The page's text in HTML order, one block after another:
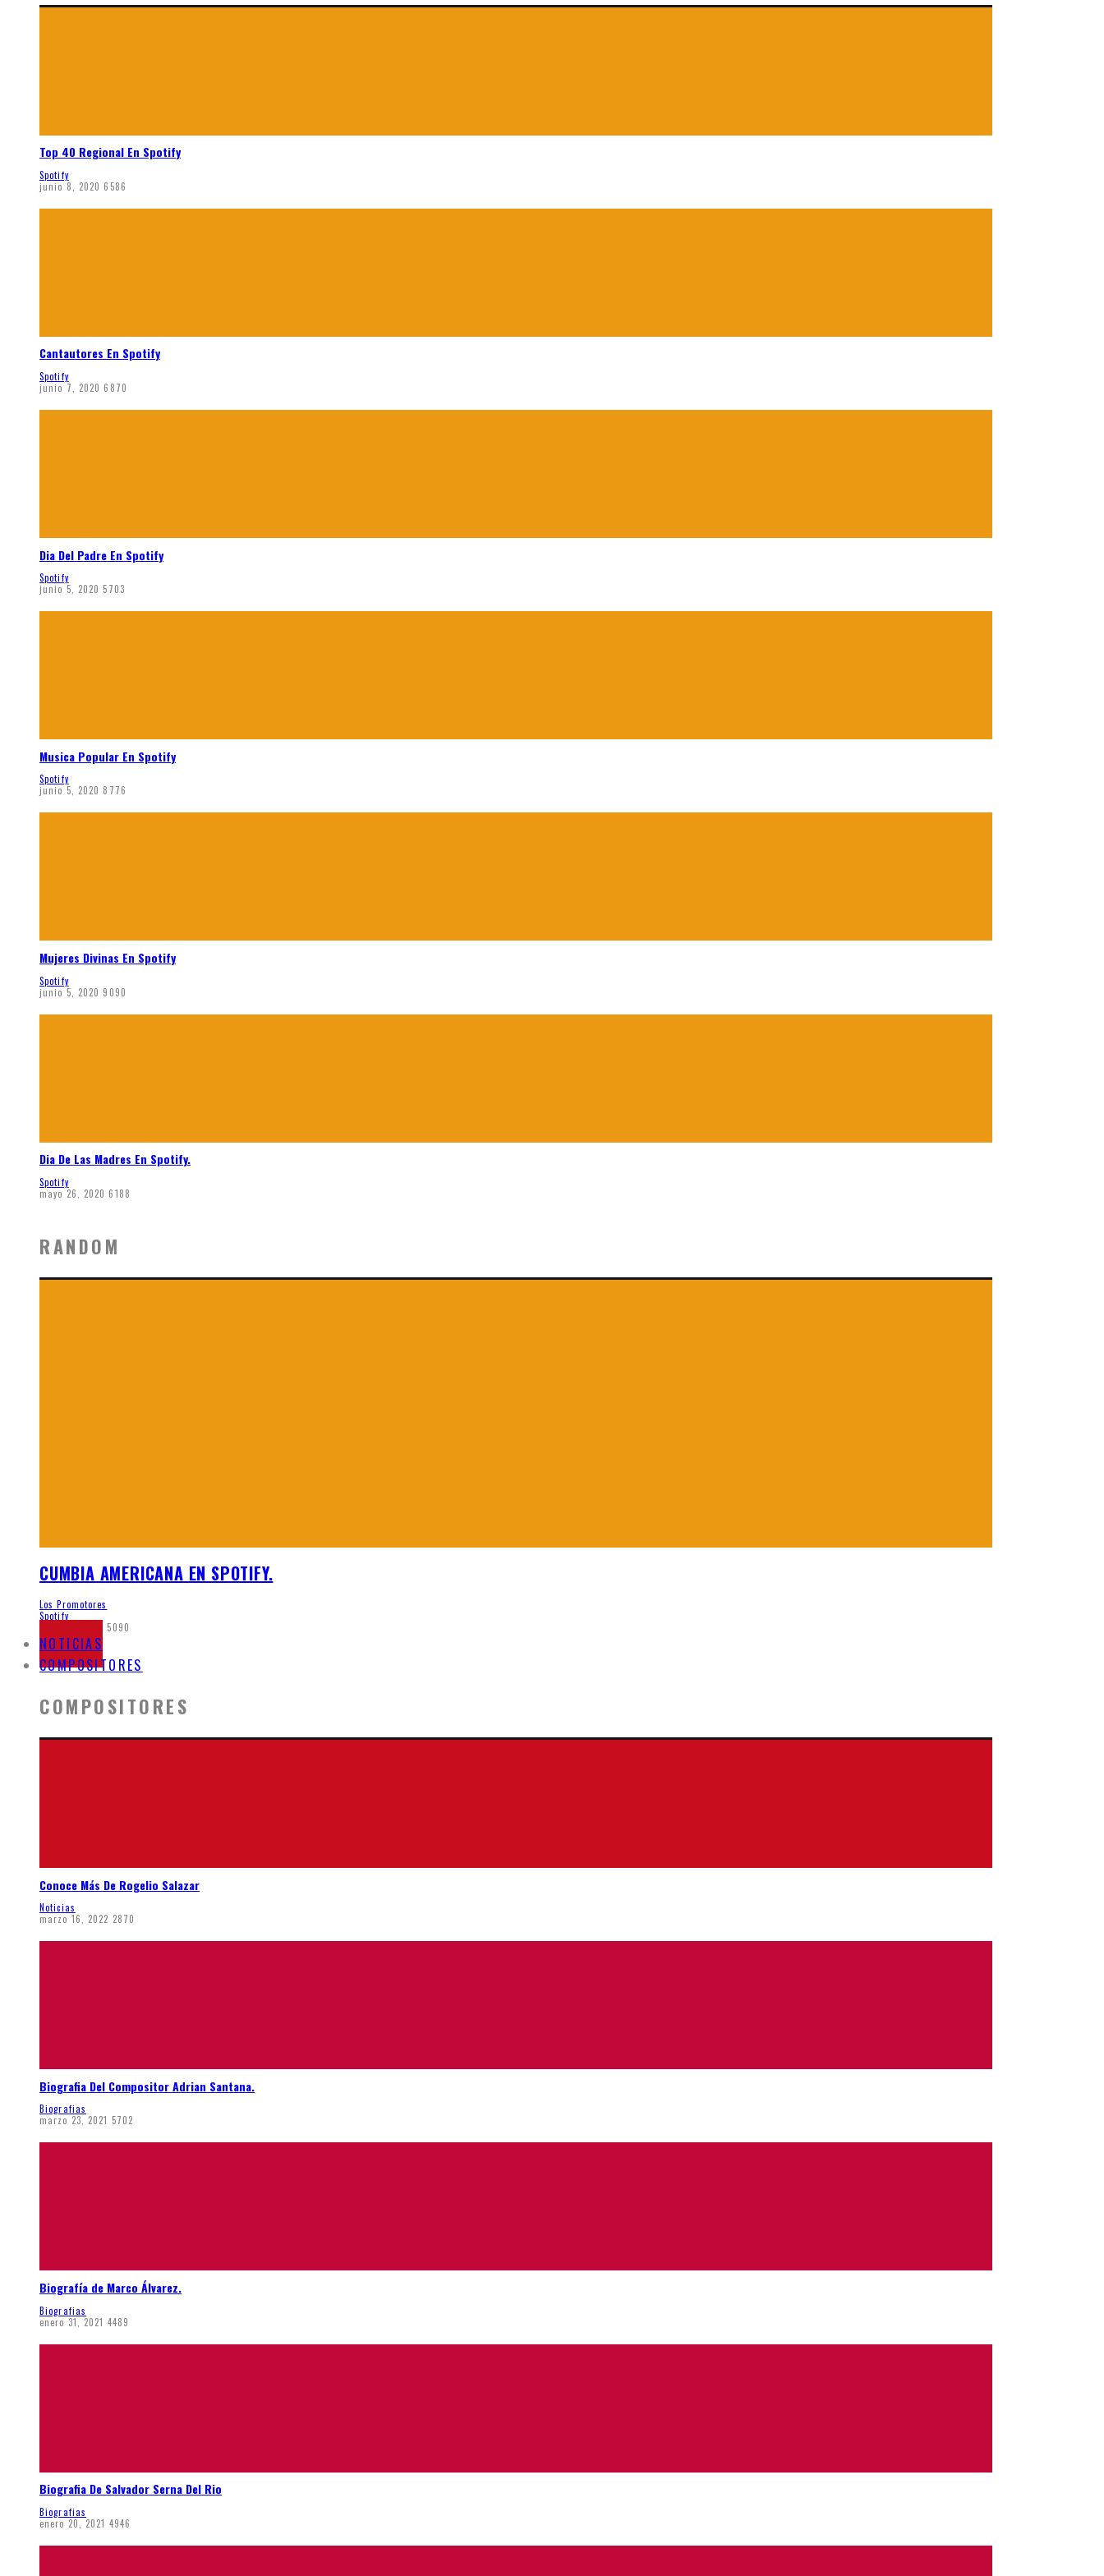
Top 40 Regional En Spotify
Spotify
junio 8, 2020 6586
Cantautores En Spotify
Spotify
junio 7, 2020 6870
Dia Del Padre En Spotify
Spotify
junio 5, 2020 5703
Musica Popular En Spotify
Spotify
junio 5, 2020 8776
Mujeres Divinas En Spotify
Spotify
junio 5, 2020 9090
Dia De Las Madres En Spotify.
Spotify
mayo 26, 2020 6188
RANDOM
CUMBIA AMERICANA EN SPOTIFY.
Los Promotores
Spotify
5090
NOTICIAS
COMPOSITORES
COMPOSITORES
Conoce Más De Rogelio Salazar
Noticias
marzo 16, 2022 2870
Biografia Del Compositor Adrian Santana.
Biografias
marzo 23, 2021 5702
Biografía de Marco Álvarez.
Biografias
enero 31, 2021 4489
Biografia De Salvador Serna Del Rio
Biografias
enero 20, 2021 4946